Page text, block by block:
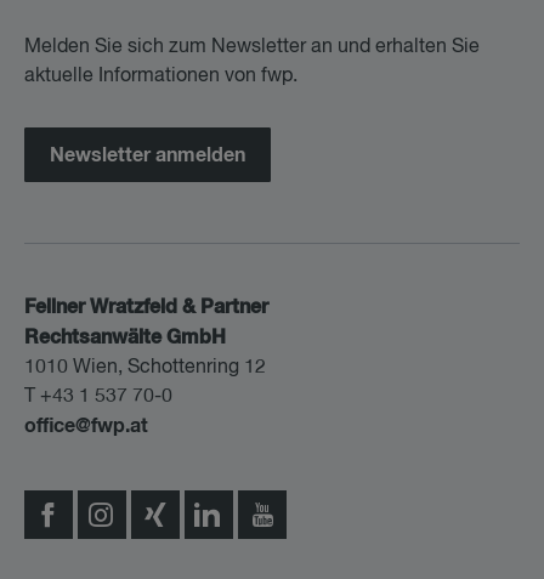
Melden Sie sich zum Newsletter an und erhalten Sie
aktuelle Informationen von fwp.
Newsletter anmelden
Fellner Wratzfeld & Partner
Rechtsanwälte GmbH
1010 Wien, Schottenring 12
T +43 1 537 70-0
office@fwp.at